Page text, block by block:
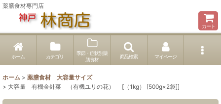
薬膳食材専門店
カート
ホーム カテゴリ
季節・症状別薬
膳食材
商品検索 マイページ
ホーム > 薬膳食材 大容量サイズ
> 大容量 有機金針菜 （有機ユリの花） [（1kg） [500g×2袋]]